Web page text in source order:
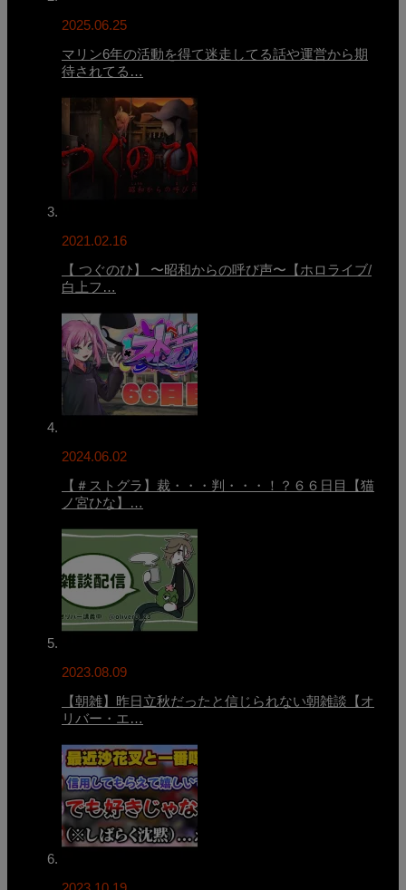
2025.06.25
マリン6年の活動を得て迷走してる話や運営から期
待されてる…
2021.02.16
【 つぐのひ】 〜昭和からの呼び声〜【ホロライブ/
白上フ…
2024.06.02
【＃ストグラ】裁・・・判・・・！？６６日目【猫
ノ宮ひな】…
2023.08.09
【朝雑】昨日立秋だったと信じられない朝雑談【オ
リバー・エ…